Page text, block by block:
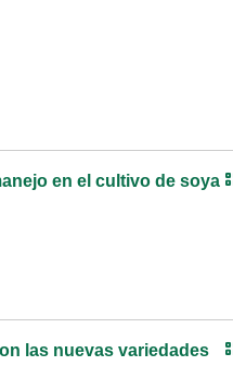
en el cultivo de soya
las nuevas variedades